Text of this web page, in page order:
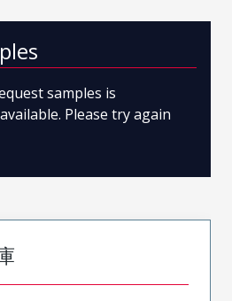
samples is
Please try again